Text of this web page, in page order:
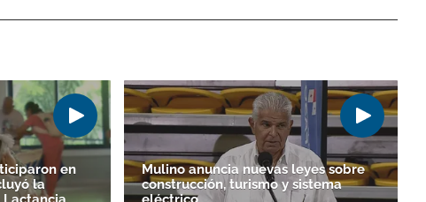
en
la
Mulino anuncia nuevas leyes sobre
construcción, turismo y sistema